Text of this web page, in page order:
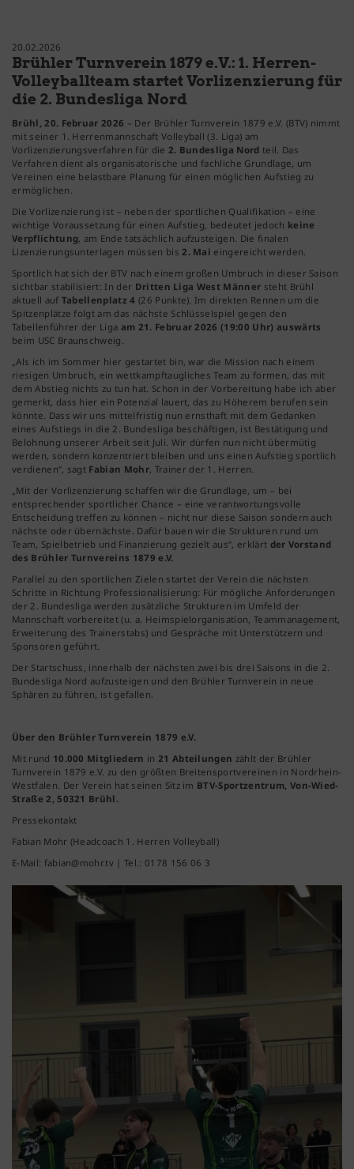
20.02.2026
Brühler Turnverein 1879 e.V.: 1. Herren-
Volleyballteam startet Vorlizenzierung für
die 2. Bundesliga Nord
Brühl, 20. Februar 2026 – Der Brühler Turnverein 1879 e.V. (BTV) nimmt
mit seiner 1. Herrenmannschaft Volleyball (3. Liga) am
Vorlizenzierungsverfahren für die 2. Bundesliga Nord teil. Das
Verfahren dient als organisatorische und fachliche Grundlage, um
Vereinen eine belastbare Planung für einen möglichen Aufstieg zu
ermöglichen.
Die Vorlizenzierung ist – neben der sportlichen Qualifikation – eine
wichtige Voraussetzung für einen Aufstieg, bedeutet jedoch keine
Verpflichtung, am Ende tatsächlich aufzusteigen. Die finalen
Lizenzierungsunterlagen müssen bis 2. Mai eingereicht werden.
Sportlich hat sich der BTV nach einem großen Umbruch in dieser Saison
sichtbar stabilisiert: In der Dritten Liga West Männer steht Brühl
aktuell auf Tabellenplatz 4 (26 Punkte). Im direkten Rennen um die
Spitzenplätze folgt am das nächste Schlüsselspiel gegen den
Tabellenführer der Liga am 21. Februar 2026 (19:00 Uhr) auswärts
beim USC Braunschweig.
„Als ich im Sommer hier gestartet bin, war die Mission nach einem
riesigen Umbruch, ein wettkampftaugliches Team zu formen, das mit
dem Abstieg nichts zu tun hat. Schon in der Vorbereitung habe ich aber
gemerkt, dass hier ein Potenzial lauert, das zu Höherem berufen sein
könnte. Dass wir uns mittelfristig nun ernsthaft mit dem Gedanken
eines Aufstiegs in die 2. Bundesliga beschäftigen, ist Bestätigung und
Belohnung unserer Arbeit seit Juli. Wir dürfen nun nicht übermütig
werden, sondern konzentriert bleiben und uns einen Aufstieg sportlich
verdienen“, sagt Fabian Mohr, Trainer der 1. Herren.
„Mit der Vorlizenzierung schaffen wir die Grundlage, um – bei
entsprechender sportlicher Chance – eine verantwortungsvolle
Entscheidung treffen zu können – nicht nur diese Saison sondern auch
nächste oder übernächste. Dafür bauen wir die Strukturen rund um
Team, Spielbetrieb und Finanzierung gezielt aus“, erklärt der Vorstand
des Brühler Turnvereins 1879 e.V.
Parallel zu den sportlichen Zielen startet der Verein die nächsten
Schritte in Richtung Professionalisierung: Für mögliche Anforderungen
der 2. Bundesliga werden zusätzliche Strukturen im Umfeld der
Mannschaft vorbereitet (u. a. Heimspielorganisation, Teammanagement,
Erweiterung des Trainerstabs) und Gespräche mit Unterstützern und
Sponsoren geführt.
Der Startschuss, innerhalb der nächsten zwei bis drei Saisons in die 2.
Bundesliga Nord aufzusteigen und den Brühler Turnverein in neue
Sphären zu führen, ist gefallen.
Über den Brühler Turnverein 1879 e.V.
Mit rund 10.000 Mitgliedern in 21 Abteilungen zählt der Brühler
Turnverein 1879 e.V. zu den größten Breitensportvereinen in Nordrhein-
Westfalen. Der Verein hat seinen Sitz im BTV-Sportzentrum, Von-Wied-
Straße 2, 50321 Brühl.
Pressekontakt
Fabian Mohr (Headcoach 1. Herren Volleyball)
E-Mail: fabian@mohr.tv | Tel.: 0178 156 06 3